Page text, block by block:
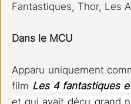
Fantastiques, Thor, Les
Dans le MCU
Apparu uniquement
film Les 4 fantastiques